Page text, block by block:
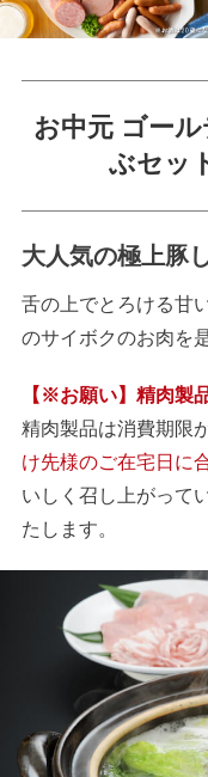
お中元 ゴー
ぶセッ
大人気の極上豚
舌の上でとろける甘
のサイボクのお肉を
【※お願い】精肉製
精肉製品は消費期限
け先様のご在宅日に
いしく召し上がって
たします。